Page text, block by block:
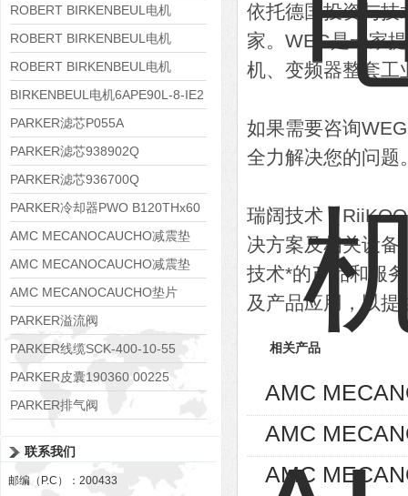
8APE112M-6K-IE3
ROBERT BIRKENBEUL电机
8APE100L-2 IE3
ROBERT BIRKENBEUL电机
8APE90S-4 IE3
ROBERT BIRKENBEUL电机
8APE80M-2K-IE3
BIRKENBEUL电机6APE90L-8-IE2
PARKER滤芯P055A
PARKER滤芯938902Q
PARKER滤芯936700Q
PARKER冷却器PWO B120THx60
AMC MECANOCAUCHO减震垫
138552
AMC MECANOCAUCHO减震垫
138551
AMC MECANOCAUCHO垫片
608074
PARKER溢流阀
RE06M35W2N1KWXG087
PARKER线缆SCK-400-10-55
PARKER皮囊190360 00225
PARKER排气阀
联系我们
邮编（P.C）：200433
依托德国投资与技
家。WEG是一家
机、变频器整套工
如果需要咨询
全力解决您的问题
瑞阔技术（
决方案及相关设备
技术*的产品和服
及产品应用，以提
相关产品
AMC
AMC
AMC